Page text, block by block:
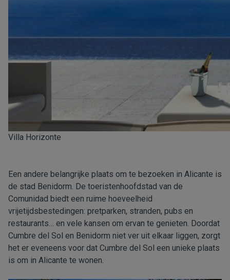
Villa Horizonte
Een andere belangrijke plaats om te bezoeken in Alicante is
de stad Benidorm. De toeristenhoofdstad van de
Comunidad biedt een ruime hoeveelheid
vrijetijdsbestedingen: pretparken, stranden, pubs en
restaurants… en vele kansen om ervan te genieten. Doordat
Cumbre del Sol en Benidorm niet ver uit elkaar liggen, zorgt
het er eveneens voor dat Cumbre del Sol een unieke plaats
is om in Alicante te wonen.